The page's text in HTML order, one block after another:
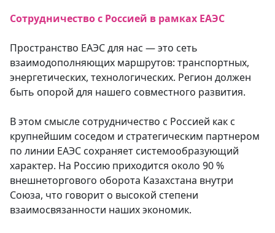
Сотрудничество с Россией в рамках ЕАЭС
Пространство ЕАЭС для нас — это сеть
взаимодополняющих маршрутов: транспортных,
энергетических, технологических. Регион должен
быть опорой для нашего совместного развития.
В этом смысле сотрудничество с Россией как с
крупнейшим соседом и стратегическим партнером
по линии ЕАЭС сохраняет системообразующий
характер. На Россию приходится около 90 %
внешнеторгового оборота Казахстана внутри
Союза, что говорит о высокой степени
взаимосвязанности наших экономик.